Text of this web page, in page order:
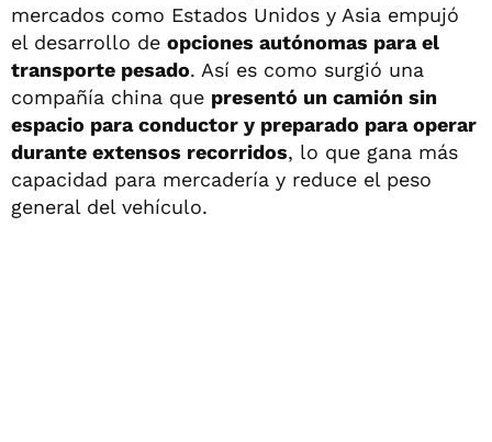
mercados como Estados Unidos y Asia empujó
el desarrollo de opciones autónomas para el
transporte pesado. Así es como surgió una
compañía china que presentó un camión sin
espacio para conductor y preparado para operar
durante extensos recorridos, lo que gana más
capacidad para mercadería y reduce el peso
general del vehículo.